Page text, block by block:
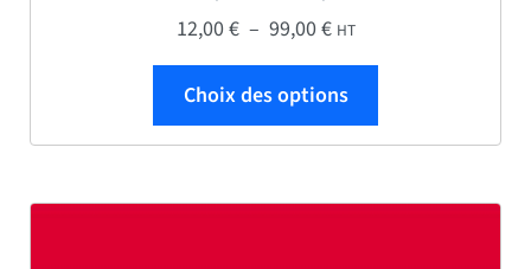
12,00€ – 99,00€Plage de prix : 12,00 €
HT
Choix des options